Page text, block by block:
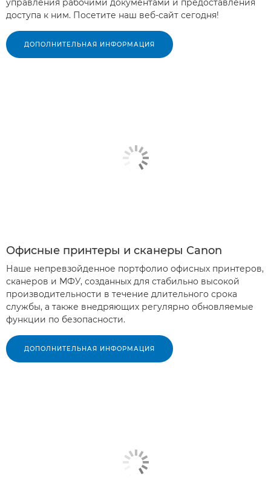
управления рабочими документами и предоставления
доступа к ним. Посетите наш веб-сайт сегодня!
ДОПОЛНИТЕЛЬНАЯ ИНФОРМАЦИЯ
Офисные принтеры и сканеры Canon
Наше непревзойденное портфолио офисных принтеров,
сканеров и МФУ, созданных для стабильно высокой
производительности в течение длительного срока
службы, а также внедряющих регулярно обновляемые
функции по безопасности.
ДОПОЛНИТЕЛЬНАЯ ИНФОРМАЦИЯ